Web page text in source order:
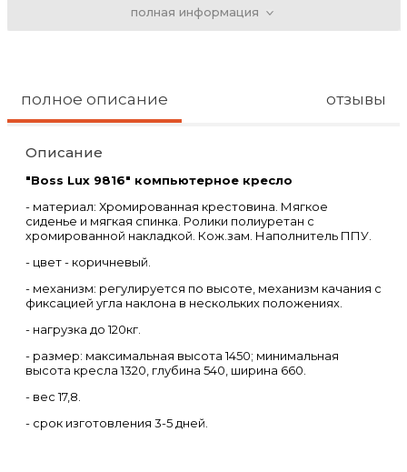
- Доставка в регионы РФ осуществляется
транспортной компанией, выбранной заказчиком.
полная информация
полное описание отзывы
Описание
"Boss Lux 9816" компьютерное кресло
- материал: Хромированная крестовина. Мягкое
сиденье и мягкая спинка. Ролики полиуретан с
хромированной накладкой. Кож.зам. Наполнитель ППУ.
- цвет - коричневый.
- механизм: регулируется по высоте, механизм качания с
фиксацией угла наклона в нескольких положениях.
- нагрузка до 120кг.
- размер: максимальная высота 1450; минимальная
высота кресла 1320, глубина 540, ширина 660.
- вес 17,8.
- срок изготовления 3-5 дней.